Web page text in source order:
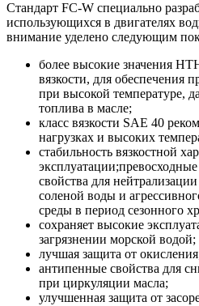
Стандарт FC-W специально
использующихся в двигателях
внимание уделено следующим
более высокие значения
вязкости, для обеспечения
при высокой температуре,
топлива в масле;
класс вязкости SAE 40
нагрузках и высоких
стабильность вязкостной
свойства для
соленой воды и
среды в период сезонного
сохраняет высокие
загрязнении морской водой;
лучшая защита от
антипенные свойства для
при циркуляции масла;
улучшенная защита от